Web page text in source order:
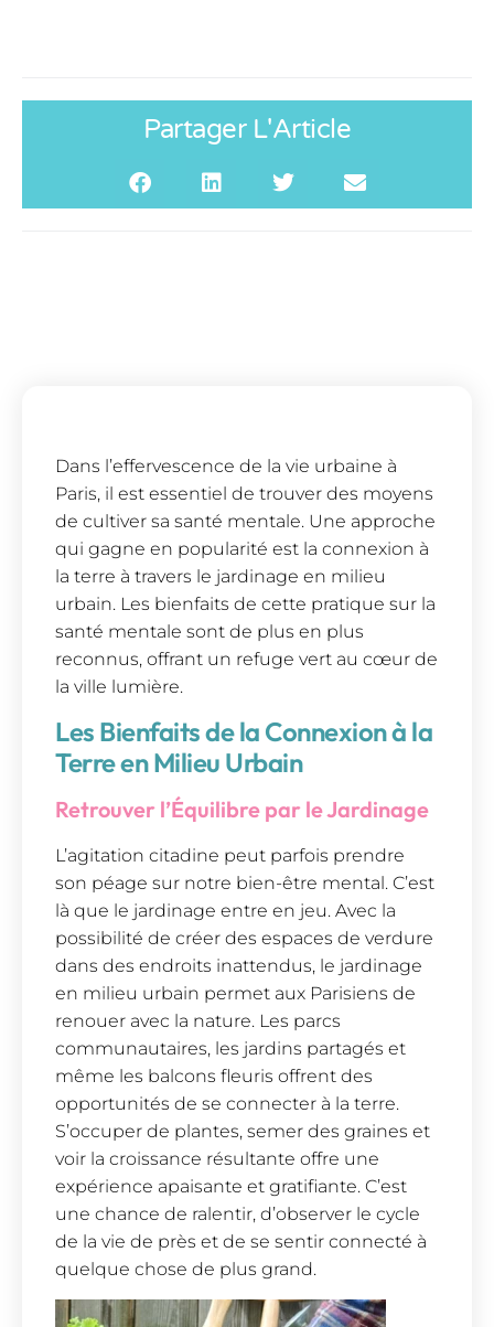
Partager L'Article
Dans l’effervescence de la vie urbaine à
Paris, il est essentiel de trouver des moyens
de cultiver sa santé mentale. Une approche
qui gagne en popularité est la connexion à
la terre à travers le jardinage en milieu
urbain. Les bienfaits de cette pratique sur la
santé mentale sont de plus en plus
reconnus, offrant un refuge vert au cœur de
la ville lumière.
Les Bienfaits de la Connexion à la
Terre en Milieu Urbain
Retrouver l’Équilibre par le Jardinage
L’agitation citadine peut parfois prendre
son péage sur notre bien-être mental. C’est
là que le jardinage entre en jeu. Avec la
possibilité de créer des espaces de verdure
dans des endroits inattendus, le jardinage
en milieu urbain permet aux Parisiens de
renouer avec la nature. Les parcs
communautaires, les jardins partagés et
même les balcons fleuris offrent des
opportunités de se connecter à la terre.
S’occuper de plantes, semer des graines et
voir la croissance résultante offre une
expérience apaisante et gratifiante. C’est
une chance de ralentir, d’observer le cycle
de la vie de près et de se sentir connecté à
quelque chose de plus grand.